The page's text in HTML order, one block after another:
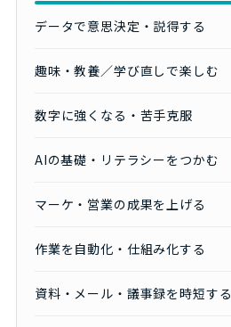
データで意思決定・説得する
趣味・教養／学び直しで楽しむ
数字に強くなる・苦手克服
AIの基礎・リテラシーをつかむ
マーケ・営業の成果を上げる
作業を自動化・仕組み化する
資料・メール・議事録を時短する